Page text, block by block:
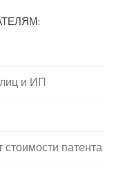
и ИП
патента